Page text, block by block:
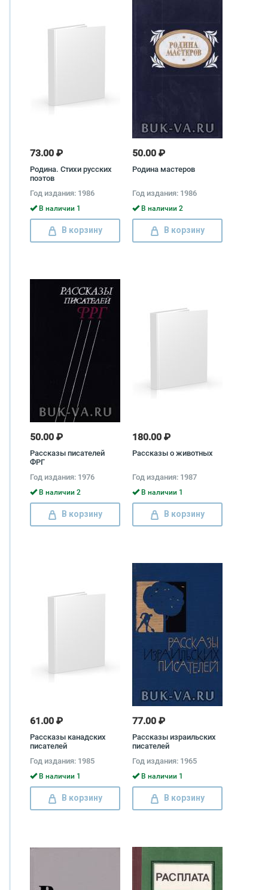
73.00 ₽
Родина. Стихи русских
поэтов
Год издания: 1986
В наличии 1
В корзину
50.00 ₽
Родина мастеров
Год издания: 1986
В наличии 2
В корзину
50.00 ₽
Рассказы писателей
ФРГ
Год издания: 1976
В наличии 2
В корзину
180.00 ₽
Рассказы о животных
Год издания: 1987
В наличии 1
В корзину
61.00 ₽
Рассказы канадских
писателей
Год издания: 1985
В наличии 1
В корзину
77.00 ₽
Рассказы израильских
писателей
Год издания: 1965
В наличии 1
В корзину